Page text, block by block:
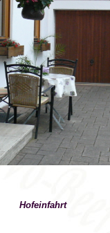
Hofeinfahrt